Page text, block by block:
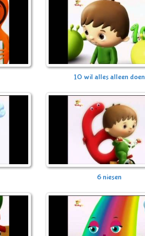
10 wil alles alleen doen
6 niesen